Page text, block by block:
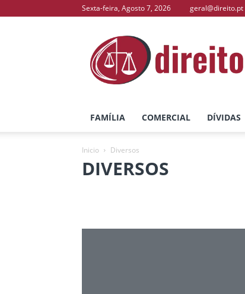
Sexta-feira, Agosto 7, 2026 geral@direito.pt
direito.pt
–
O
Seu
Direito
FAMÍLIA COMERCIAL DÍVIDAS
Inicio Diversos
DIVERSOS
Nacionalidade/Residência
Penal